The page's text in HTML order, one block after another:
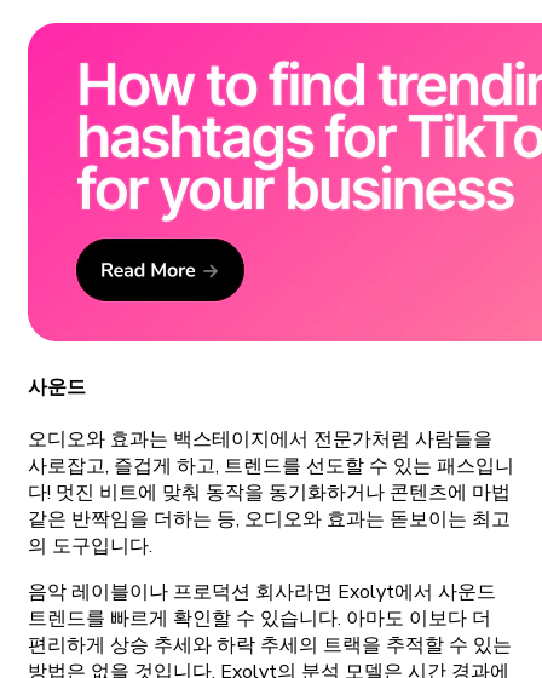
사운드
오디오와 효과는 백스테이지에서 전문가처럼 사람들을
사로잡고, 즐겁게 하고, 트렌드를 선도할 수 있는 패스입니
다! 멋진 비트에 맞춰 동작을 동기화하거나 콘텐츠에 마법
같은 반짝임을 더하는 등, 오디오와 효과는 돋보이는 최고
의 도구입니다.
음악 레이블이나 프로덕션 회사라면 Exolyt에서 사운드
트렌드를 빠르게 확인할 수 있습니다. 아마도 이보다 더
편리하게 상승 추세와 하락 추세의 트랙을 추적할 수 있는
방법은 없을 것입니다. Exolyt의 분석 모델은 시간 경과에